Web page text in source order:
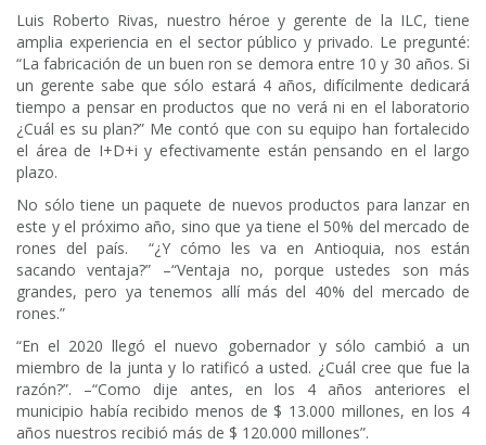
Luis Roberto Rivas, nuestro héroe y gerente de la ILC, tiene
amplia experiencia en el sector público y privado. Le pregunté:
“La fabricación de un buen ron se demora entre 10 y 30 años. Si
un gerente sabe que sólo estará 4 años, difícilmente dedicará
tiempo a pensar en productos que no verá ni en el laboratorio
¿Cuál es su plan?” Me contó que con su equipo han fortalecido
el área de I+D+i y efectivamente están pensando en el largo
plazo.
No sólo tiene un paquete de nuevos productos para lanzar en
este y el próximo año, sino que ya tiene el 50% del mercado de
rones del país. “¿Y cómo les va en Antioquia, nos están
sacando ventaja?” –“Ventaja no, porque ustedes son más
grandes, pero ya tenemos allí más del 40% del mercado de
rones.”
“En el 2020 llegó el nuevo gobernador y sólo cambió a un
miembro de la junta y lo ratificó a usted. ¿Cuál cree que fue la
razón?”. –“Como dije antes, en los 4 años anteriores el
municipio había recibido menos de $ 13.000 millones, en los 4
años nuestros recibió más de $ 120.000 millones”.